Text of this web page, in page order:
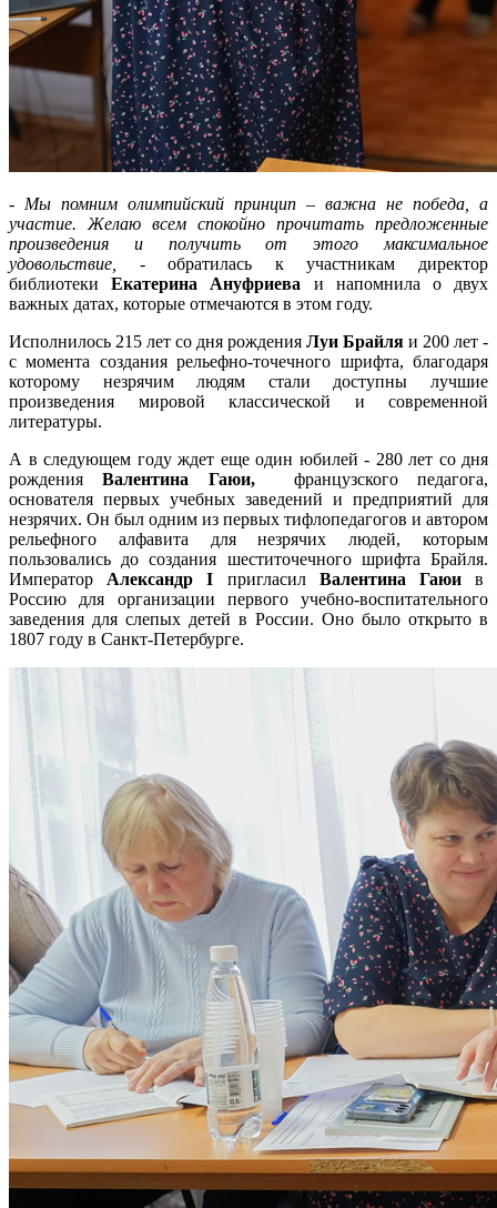
- Мы помним олимпийский принцип – важна не победа, а
участие. Желаю всем спокойно прочитать предложенные
произведения и получить от этого максимальное
удовольствие,
- обратилась к участникам директор
библиотекиЕкатерина Ануфриева и напомнила о двух
важных датах, которые отмечаются в этом году.
Исполнилось 215 лет со дня рождения Луи Брайля и 200 лет -
с момента создания рельефно-точечного шрифта, благодаря
которому незрячим людям стали доступны лучшие
произведения мировой классической и современной
литературы.
А в следующем году ждет еще один юбилей - 280 лет со дня
рожденияВалентина Гаюи,
французского педагога,
основателя первых учебных заведений и предприятий для
незрячих. Он был одним из первых тифлопедагогов и автором
рельефного алфавита для незрячих людей, которым
пользовались до создания шеститочечного шрифта Брайля.
Император Александр I пригласил Валентина Гаюив
Россию для организации первого учебно-воспитательного
заведения для слепых детей в России. Оно было открыто в
1807 году в Санкт-Петербурге.